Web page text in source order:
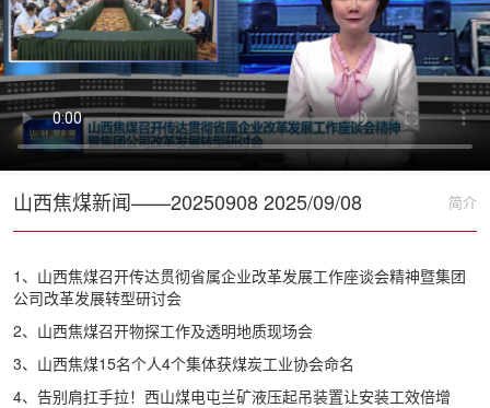
山西焦煤新闻——20250908 2025/09/08 简介
1、山西焦煤召开传达贯彻省属企业改革发展工作座谈会精神暨集团
公司改革发展转型研讨会
2、山西焦煤召开物探工作及透明地质现场会
3、山西焦煤15名个人4个集体获煤炭工业协会命名
4、告别肩扛手拉！西山煤电屯兰矿液压起吊装置让安装工效倍增